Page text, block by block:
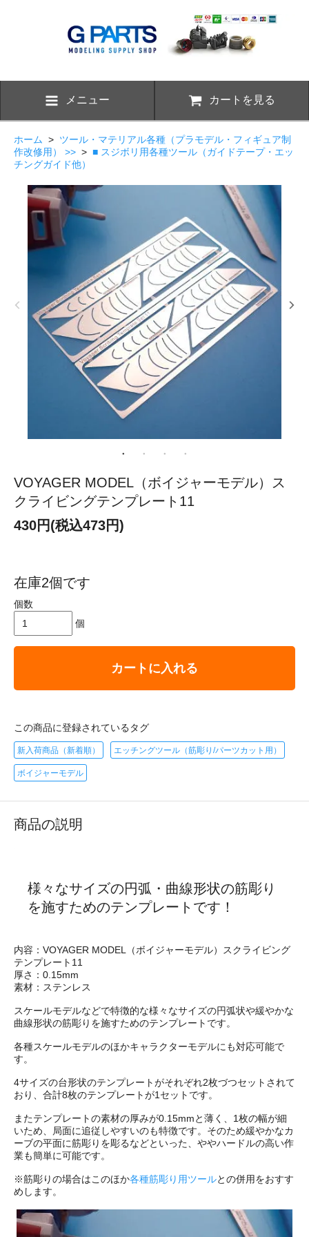
メニュー カートを見る
ホーム > ツール・マテリアル各種（プラモデル・フィギュア制
作改修用） >> > ■ スジボリ用各種ツール（ガイドテープ・エッ
チングガイド他）
VOYAGER MODEL（ボイジャーモデル）ス
クライビングテンプレート11
430円(税込473円)
在庫2個です
個数
個
カートに入れる
この商品に登録されているタグ
新入荷商品（新着順） エッチングツール（筋彫り/パーツカット用）
ボイジャーモデル
商品の説明
様々なサイズの円弧・曲線形状の筋彫り
を施すためのテンプレートです！
内容：VOYAGER MODEL（ボイジャーモデル）スクライビング
テンプレート11
厚さ：0.15mm
素材：ステンレス
スケールモデルなどで特徴的な様々なサイズの円弧状や緩やかな
曲線形状の筋彫りを施すためのテンプレートです。
各種スケールモデルのほかキャラクターモデルにも対応可能で
す。
4サイズの台形状のテンプレートがそれぞれ2枚づつセットされて
おり、合計8枚のテンプレートが1セットです。
またテンプレートの素材の厚みが0.15mmと薄く、1枚の幅が細
いため、局面に追従しやすいのも特徴です。そのため緩やかなカ
ーブの平面に筋彫りを彫るなどといった、ややハードルの高い作
業も簡単に可能です。
※筋彫りの場合はこのほか各種筋彫り用ツールとの併用をおすす
めします。